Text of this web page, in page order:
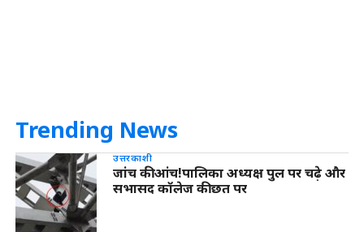
Trending News
उत्तरकाशी
जांच की आंच!पालिका अध्यक्ष पुल पर चढ़े और
सभासद कॉलेज की छत पर